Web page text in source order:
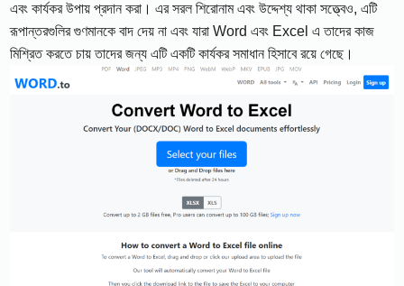
এবং কার্যকর উপায় প্রদান করা। এর সরল শিরোনাম এবং উদ্দেশ্য থাকা সত্ত্বেও, এটি
রূপান্তরগুলির গুণমানকে বাদ দেয় না এবং যারা Word এবং Excel এ তাদের কাজ
মিশ্রিত করতে চায় তাদের জন্য এটি একটি কার্যকর সমাধান হিসাবে রয়ে গেছে।